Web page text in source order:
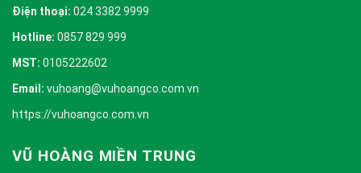
Điện thoại: 024 3382 9999
Hotline: 0857 829 999
MST: 0105222602
Email: vuhoang@vuhoangco.com.vn
https://vuhoangco.com.vn
VŨ HOÀNG MIỀN TRUNG